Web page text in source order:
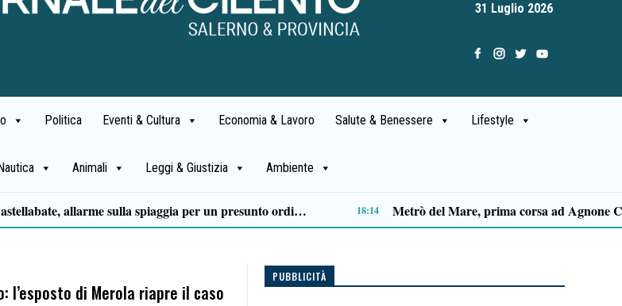
31 Luglio 2026
Politica Eventi & Cultura Economia & Lavoro Salute & Benessere Lifestyle
Animali Leggi & Giustizia Ambiente
14:35 Capaccio Paestum spazio di legalità: oltre 43 ettari di beni confiscati destinati a progetti sociali 14:14
l’esposto di Merola riapre il caso
PUBBLICITÀ